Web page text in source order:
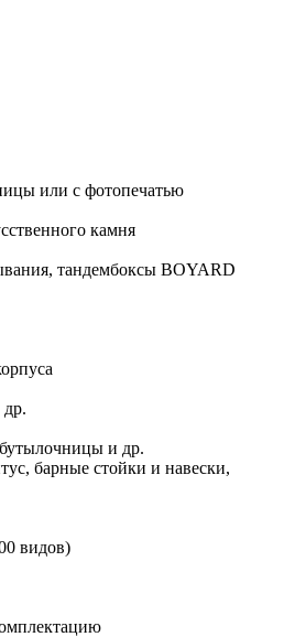
или с фотопечатью
камня
тандембоксы BOYARD
и др.
барные стойки и навески,
видов)